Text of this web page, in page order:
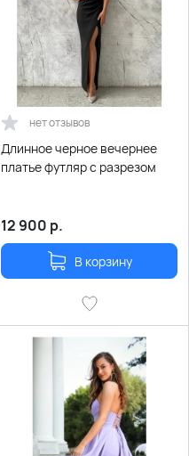
нет отзывов
Длинное черное вечернее
платье футляр с разрезом
12 900 р.
В корзину